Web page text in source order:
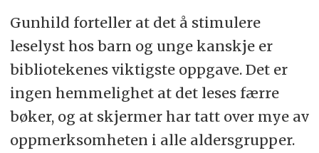
Gunhild forteller at det å stimulere
leselyst hos barn og unge kanskje er
bibliotekenes viktigste oppgave. Det er
ingen hemmelighet at det leses færre
bøker, og at skjermer har tatt over mye av
oppmerksomheten i alle aldersgrupper.